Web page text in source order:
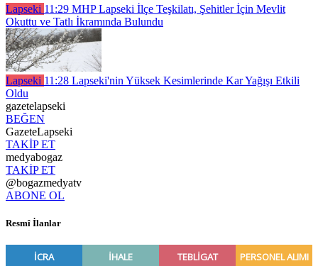
Lapseki 11:29 MHP Lapseki İlçe Teşkilatı, Şehitler İçin Mevlit
Okuttu ve Tatlı İkramında Bulundu
Lapseki 11:28 Lapseki'nin Yüksek Kesimlerinde Kar Yağışı Etkili
Oldu
gazetelapseki
BEĞEN
GazeteLapseki
TAKİP ET
medyabogaz
TAKİP ET
@bogazmedyatv
ABONE OL
Resmî İlanlar